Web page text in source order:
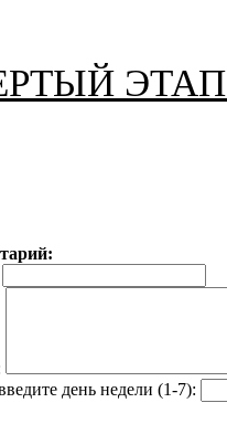
день недели (1-7):